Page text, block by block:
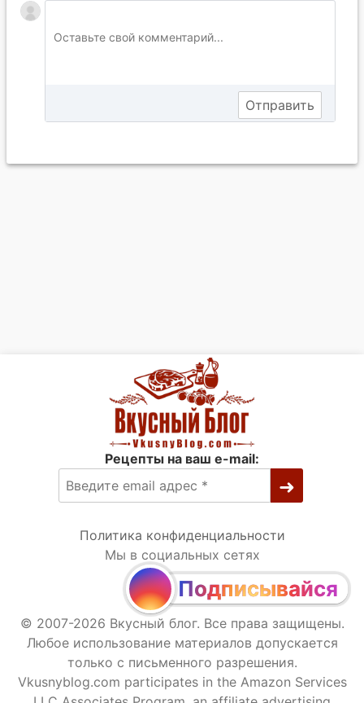
Рецепты на ваш e-mail:
Политика конфиденциальности
Мы в социальных сетях
Подписывайся
© 2007-2026 Вкусный блог. Все права защищены.
Любое использование материалов допускается
только с письменного разрешения.
Vkusnyblog.com participates in the Amazon Services